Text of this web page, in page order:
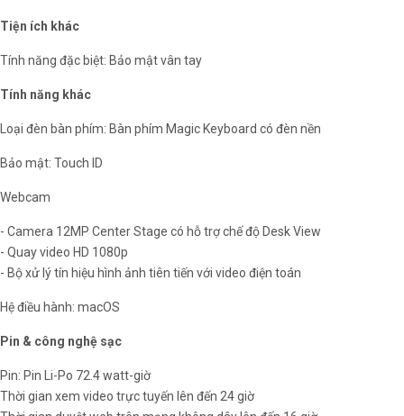
Tiện ích khác
Tính năng đặc biệt: Bảo mật vân tay
Tính năng khác
Loại đèn bàn phím: Bàn phím Magic Keyboard có đèn nền
Bảo mật: Touch ID
Webcam
- Camera 12MP Center Stage có hỗ trợ chế độ Desk View
- Quay video HD 1080p
- Bộ xử lý tín hiệu hình ảnh tiên tiến với video điện toán
Hệ điều hành: macOS
Pin & công nghệ sạc
Pin: Pin Li-Po 72.4 watt-giờ
Thời gian xem video trực tuyến lên đến 24 giờ